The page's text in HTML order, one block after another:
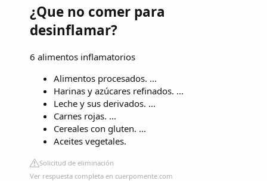
¿Que no comer para
desinflamar?
6 alimentos inflamatorios
Alimentos procesados. ...
Harinas y azúcares refinados. ...
Leche y sus derivados. ...
Carnes rojas. ...
Cereales con gluten. ...
Aceites vegetales.
Solicitud de eliminación
Ver respuesta completa en cuerpomente.com